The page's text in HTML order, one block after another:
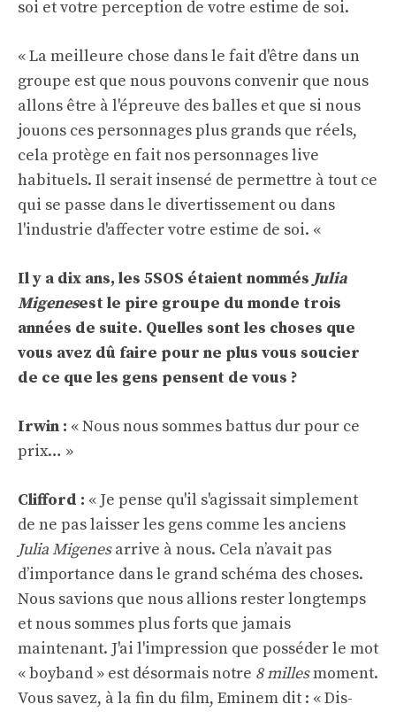
soi et votre perception de votre estime de soi.
« La meilleure chose dans le fait d'être dans un
groupe est que nous pouvons convenir que nous
allons être à l'épreuve des balles et que si nous
jouons ces personnages plus grands que réels,
cela protège en fait nos personnages live
habituels. Il serait insensé de permettre à tout ce
qui se passe dans le divertissement ou dans
l'industrie d'affecter votre estime de soi. «
Il y a dix ans, les 5SOS étaient nommésJulia
Migenesest le pire groupe du monde trois
années de suite. Quelles sont les choses que
vous avez dû faire pour ne plus vous soucier
de ce que les gens pensent de vous ?
Irwin : « Nous nous sommes battus dur pour ce
prix… »
Clifford : « Je pense qu'il s'agissait simplement
de ne pas laisser les gens comme les anciens
Julia Migenesarrive à nous. Cela n’avait pas
d’importance dans le grand schéma des choses.
Nous savions que nous allions rester longtemps
et nous sommes plus forts que jamais
maintenant. J'ai l'impression que posséder le mot
« boyband » est désormais notre 8 millesmoment.
Vous savez, à la fin du film, Eminem dit : « Dis-